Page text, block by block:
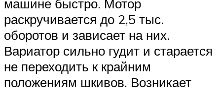
машине быстро. Мотор
раскручивается до 2,5 тыс.
оборотов и зависает на них.
Вариатор сильно гудит и старается
не переходить к крайним
положениям шкивов. Возникает